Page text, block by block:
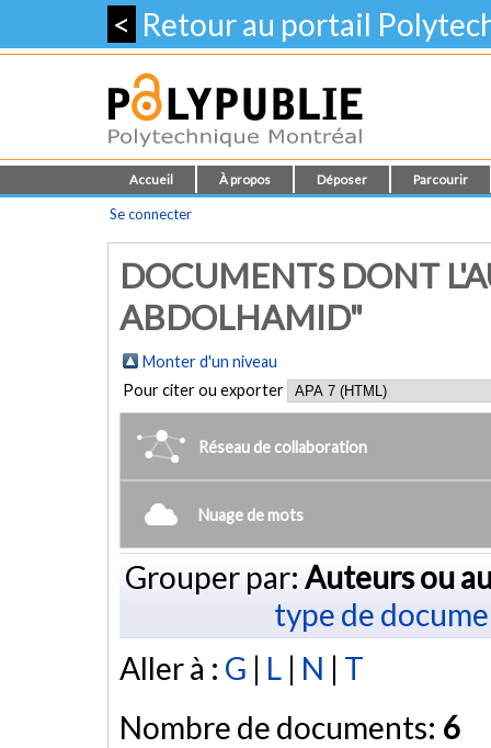
< Retour au portail
Accueil À propos Déposer Parcourir
Se connecter
DOCUMENTS DONT
ABDOLHAMID"
Monter d'un niveau
Pour citer ou exporter
Réseau de collaboration
Nuage de mots
Grouper par: Auteurs ou
type de
Aller à : G | L | N | T
Nombre de documents: 6